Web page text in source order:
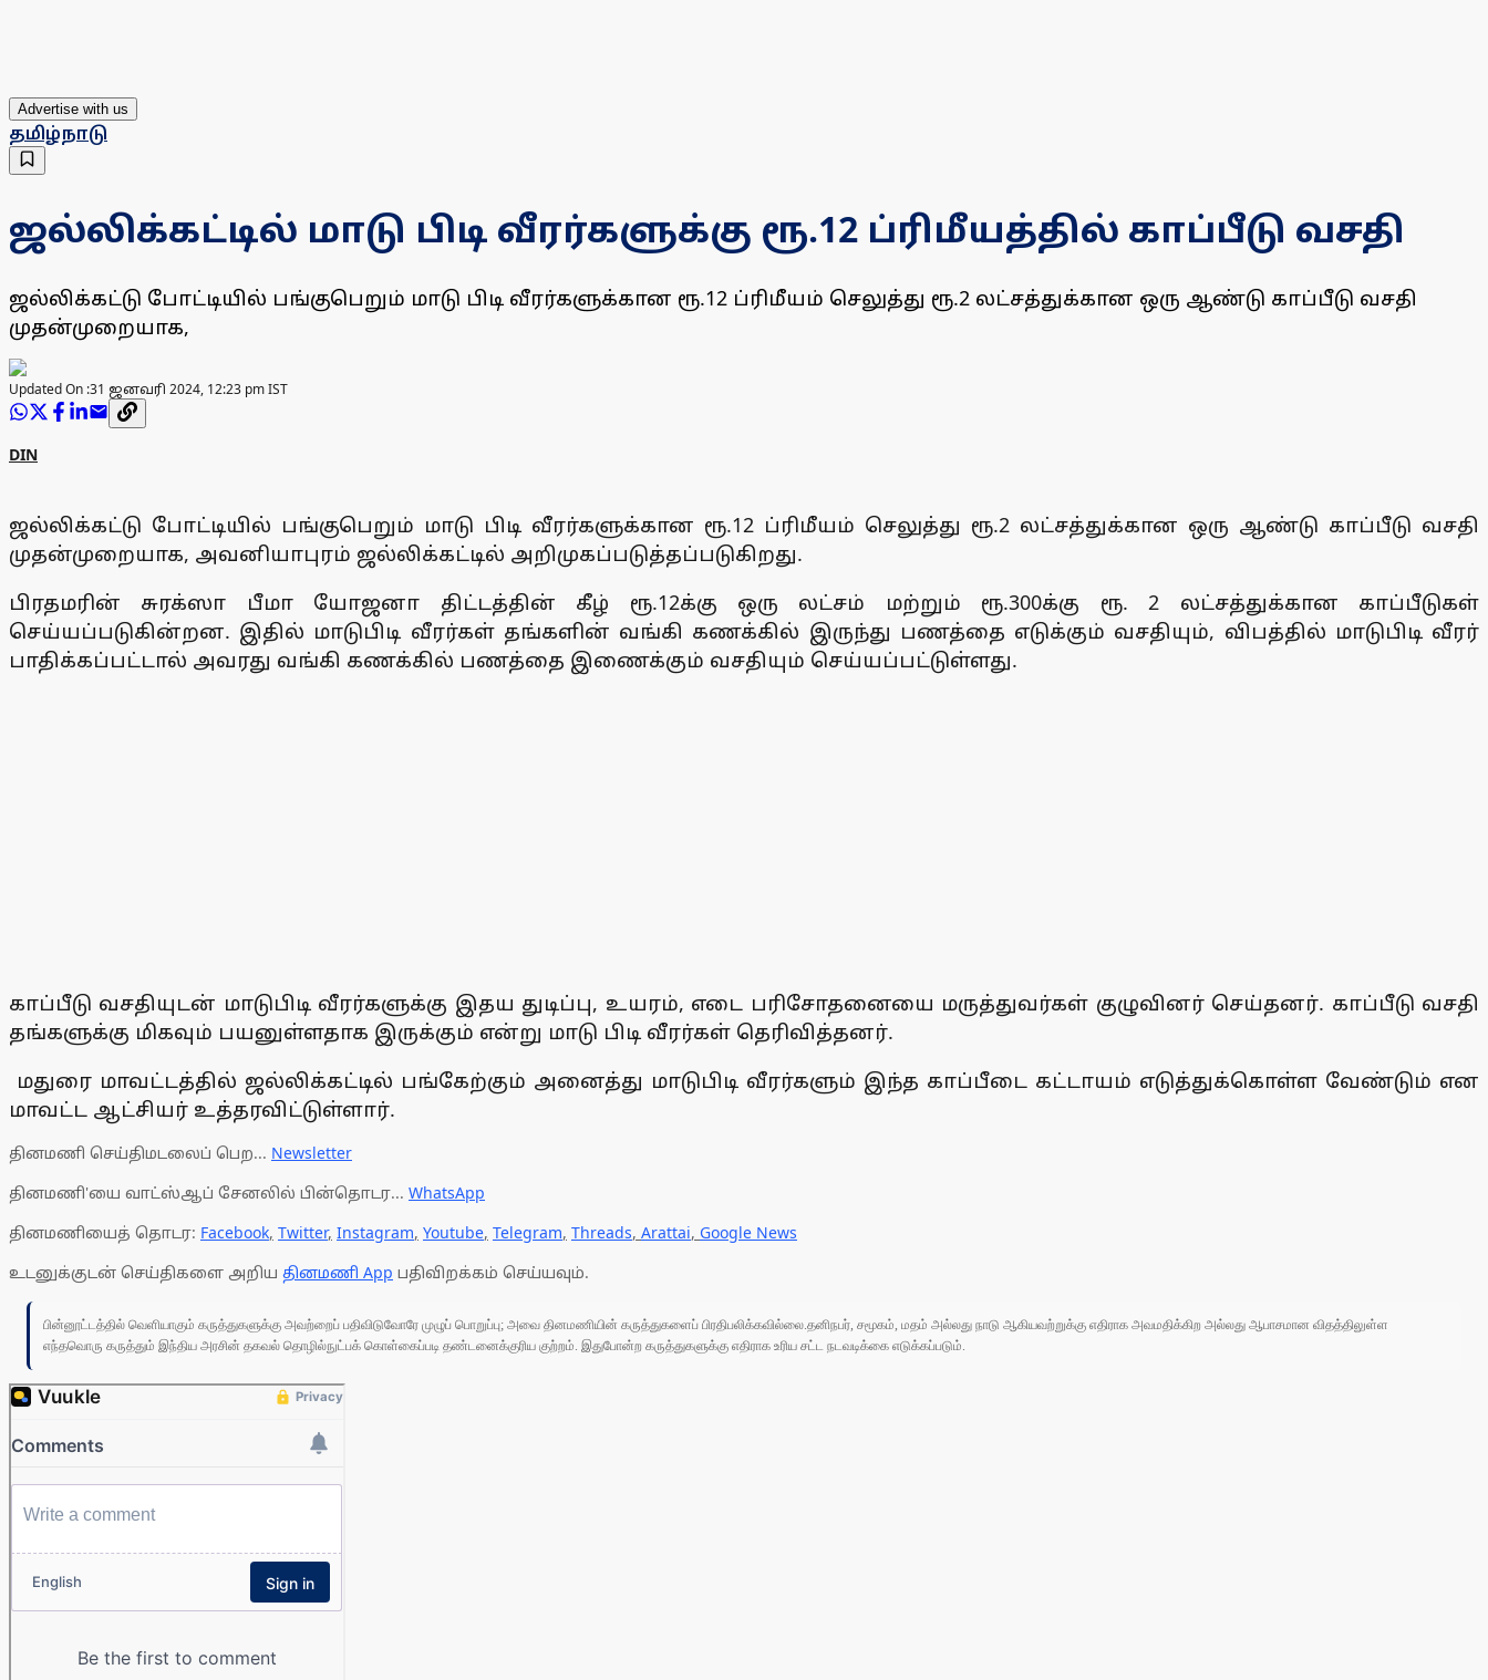
Advertise with us
தமிழ்நாடு
ஜல்லிக்கட்டில் மாடு பிடி வீரர்களுக்கு ரூ.12 ப்ரிமீயத்தில் காப்பீடு வசதி
ஜல்லிக்கட்டு போட்டியில் பங்குபெறும் மாடு பிடி வீரர்களுக்கான ரூ.12 ப்ரிமீயம் செலுத்து ரூ.2 லட்சத்துக்கான ஒரு ஆண்டு காப்பீடு வசதி
முதன்முறையாக,
Updated On :31 ஜனவரி 2024, 12:23 pm IST
DIN
ஜல்லிக்கட்டு போட்டியில் பங்குபெறும் மாடு பிடி வீரர்களுக்கான ரூ.12 ப்ரிமீயம் செலுத்து ரூ.2 லட்சத்துக்கான ஒரு ஆண்டு காப்பீடு வசதி
முதன்முறையாக, அவனியாபுரம் ஜல்லிக்கட்டில் அறிமுகப்படுத்தப்படுகிறது.
பிரதமரின் சுரக்ஸா பீமா யோஜனா திட்டத்தின் கீழ் ரூ.12க்கு ஒரு லட்சம் மற்றும் ரூ.300க்கு ரூ. 2 லட்சத்துக்கான காப்பீடுகள்
செய்யப்படுகின்றன. இதில் மாடுபிடி வீரர்கள் தங்களின் வங்கி கணக்கில் இருந்து பணத்தை எடுக்கும் வசதியும், விபத்தில் மாடுபிடி வீரர்
பாதிக்கப்பட்டால் அவரது வங்கி கணக்கில் பணத்தை இணைக்கும் வசதியும் செய்யப்பட்டுள்ளது.
காப்பீடு வசதியுடன் மாடுபிடி வீரர்களுக்கு இதய துடிப்பு, உயரம், எடை பரிசோதனையை மருத்துவர்கள் குழுவினர் செய்தனர். காப்பீடு வசதி
தங்களுக்கு மிகவும் பயனுள்ளதாக இருக்கும் என்று மாடு பிடி வீரர்கள் தெரிவித்தனர்.
மதுரை மாவட்டத்தில் ஜல்லிக்கட்டில் பங்கேற்கும் அனைத்து மாடுபிடி வீரர்களும் இந்த காப்பீடை கட்டாயம் எடுத்துக்கொள்ள வேண்டும் என
மாவட்ட ஆட்சியர் உத்தரவிட்டுள்ளார்.
தினமணி செய்திமடலைப் பெற... Newsletter
தினமணி'யை வாட்ஸ்ஆப் சேனலில் பின்தொடர... WhatsApp
தினமணியைத் தொடர: Facebook, Twitter, Instagram, Youtube, Telegram, Threads, Arattai, Google News
உடனுக்குடன் செய்திகளை அறிய தினமணி App பதிவிறக்கம் செய்யவும்.
பின்னூட்டத்தில் வெளியாகும் கருத்துகளுக்கு அவற்றைப் பதிவிடுவோரே முழுப் பொறுப்பு; அவை தினமணியின் கருத்துகளைப் பிரதிபலிக்கவில்லை.தனிநபர், சமூகம், மதம் அல்லது நாடு ஆகியவற்றுக்கு எதிராக அவமதிக்கிற அல்லது ஆபாசமான விதத்திலுள்ள
எந்தவொரு கருத்தும் இந்திய அரசின் தகவல் தொழில்நுட்பக் கொள்கைப்படி தண்டனைக்குரிய குற்றம். இதுபோன்ற கருத்துகளுக்கு எதிராக உரிய சட்ட நடவடிக்கை எடுக்கப்படும்.